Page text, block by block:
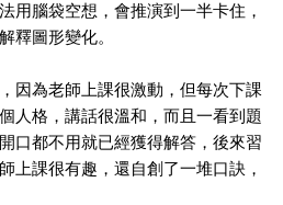
用腦袋空想，會推演到一半卡住，
釋圖形變化。
因為老師上課很激動，但每次下課
人格，講話很溫和，而且一看到題
口都不用就已經獲得解答，後來習
上課很有趣，還自創了一堆口訣，